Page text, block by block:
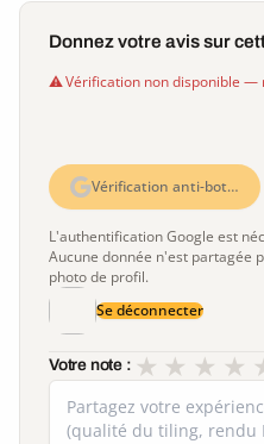
Donnez votre avis sur
Vérification non disponible —
Vérification anti-bot…
L'authentification Google est
Aucune donnée n'est partagée
photo de profil.
Se déconnecter
Votre note : ★
★
★
★